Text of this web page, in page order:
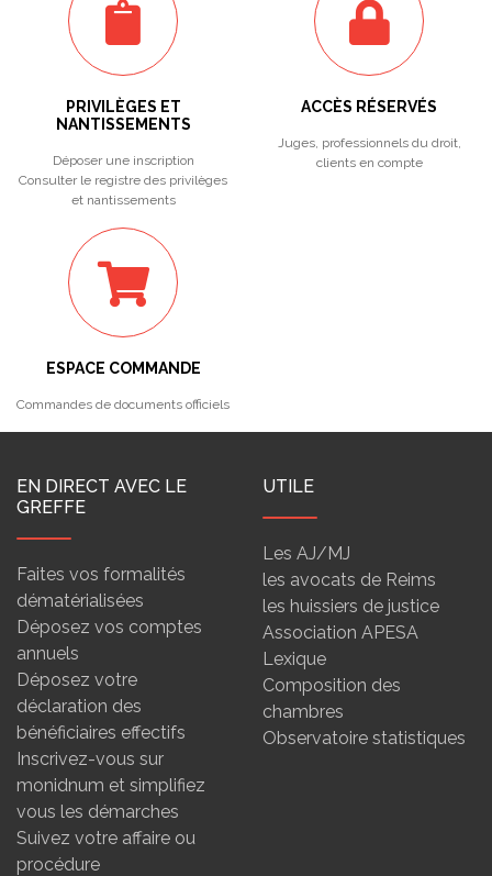
PRIVILÈGES ET
NANTISSEMENTS
Déposer une inscription
Consulter le registre des privilèges
et nantissements
ACCÈS RÉSERVÉS
Juges, professionnels du droit,
clients en compte
ESPACE COMMANDE
Commandes de documents officiels
EN DIRECT AVEC LE
GREFFE
Faites vos formalités
dématérialisées
Déposez vos comptes
annuels
Déposez votre
déclaration des
bénéficiaires effectifs
Inscrivez-vous sur
monidnum et simplifiez
vous les démarches
Suivez votre affaire ou
procédure
UTILE
Les AJ/MJ
les avocats de Reims
les huissiers de justice
Association APESA
Lexique
Composition des
chambres
Observatoire statistiques